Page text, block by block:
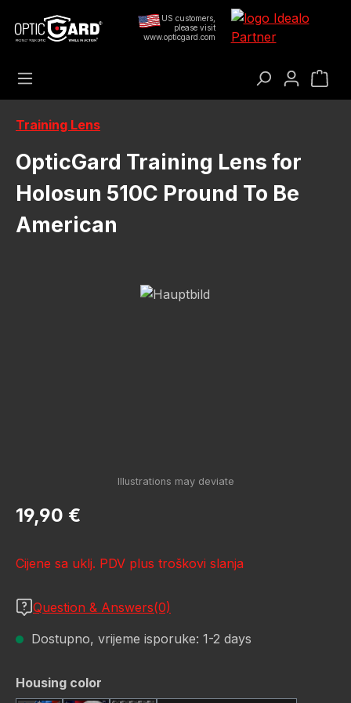
Preskoči na glavni sadržaj US customers,
please visit
www.opticgard.com
Training Lens
OpticGard Training Lens for
Holosun 510C Pround To Be
American
Preskoči galeriju slika
Redovna cijena:
19,90 €
Cijene sa uklj. PDV plus troškovi slanja
Question & Answers(0)
Dostupno, vrijeme isporuke: 1-2 days
Odaberi
Housing color